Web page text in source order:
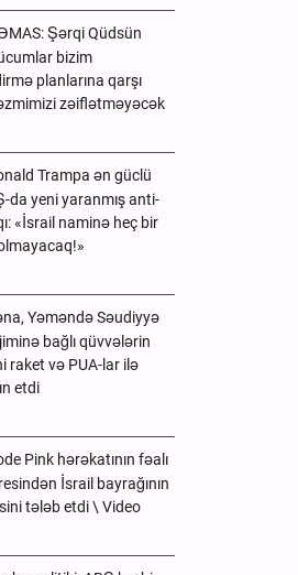
Şərqi Qüdsün
bizim
planlarına qarşı
zəiflətməyəcək
Trampa ən güclü
da yeni yaranmış anti-
«İsrail naminə heç bir
Yəməndə Səudiyyə
bağlı qüvvələrin
raket və PUA-lar ilə
etdi
Pink hərəkatının fəalı
İsrail bayrağının
tələb etdi \ Video